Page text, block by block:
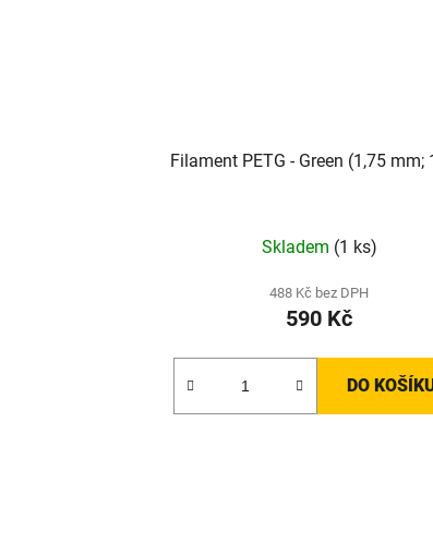
Filament PETG - Green (1,75 mm;
Skladem (1 ks)
488 Kč bez DPH
590 Kč
DO